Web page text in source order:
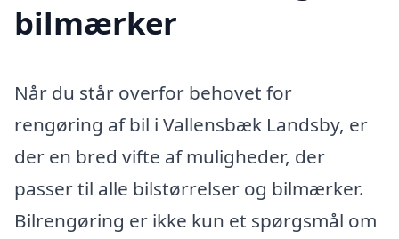
bilmærker
Når du står overfor behovet for
rengøring af bil i Vallensbæk Landsby, er
der en bred vifte af muligheder, der
passer til alle bilstørrelser og bilmærker.
Bilrengøring er ikke kun et spørgsmål om